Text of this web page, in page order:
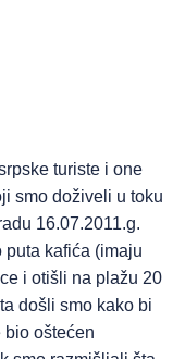
turiste i one
smo doživeli u toku
16.07.2011.g.
puta kafića (imaju
i otišli na plažu 20
došli smo kako bi
oštećen